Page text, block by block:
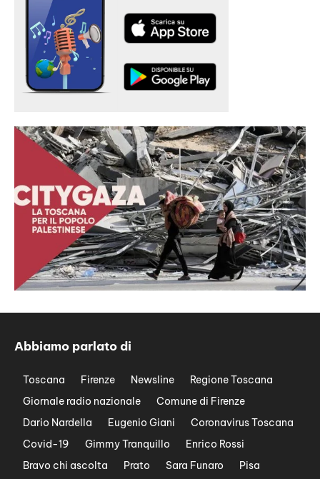
Abbiamo parlato di
Toscana Firenze Newsline
Regione Toscana
Giornale radio nazionale
Comune di Firenze
Dario Nardella
Eugenio Giani
Coronavirus Toscana
Covid-19
Gimmy Tranquillo
Enrico Rossi
Bravo chi ascolta
Prato Sara Funaro
Pisa